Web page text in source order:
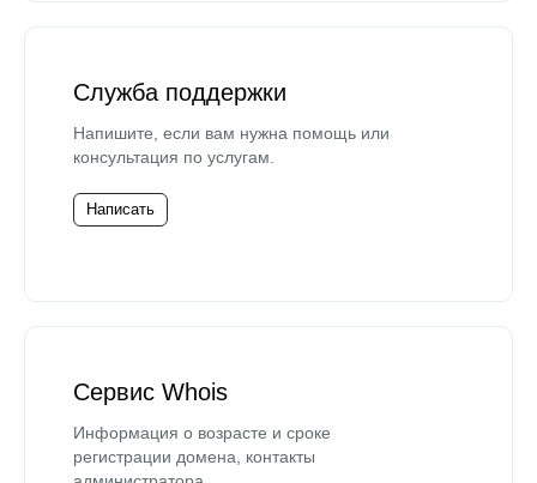
Служба поддержки
Напишите, если вам нужна помощь или
консультация по услугам.
Написать
Сервис Whois
Информация о возрасте и сроке
регистрации домена, контакты